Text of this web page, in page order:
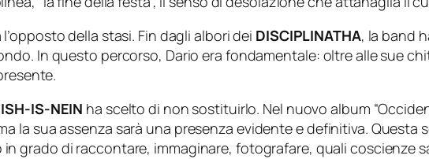
della stasi. Fin dagli albori dei DISCIPLINATHA, la band
In questo percorso, Dario era fondamentale: oltre alle sue
IS-NEIN ha scelto di non sostituirlo. Nel nuovo album
la sua assenza sarà una presenza evidente e definitiva.
grado di raccontare, immaginare, fotografare, quali coscienze